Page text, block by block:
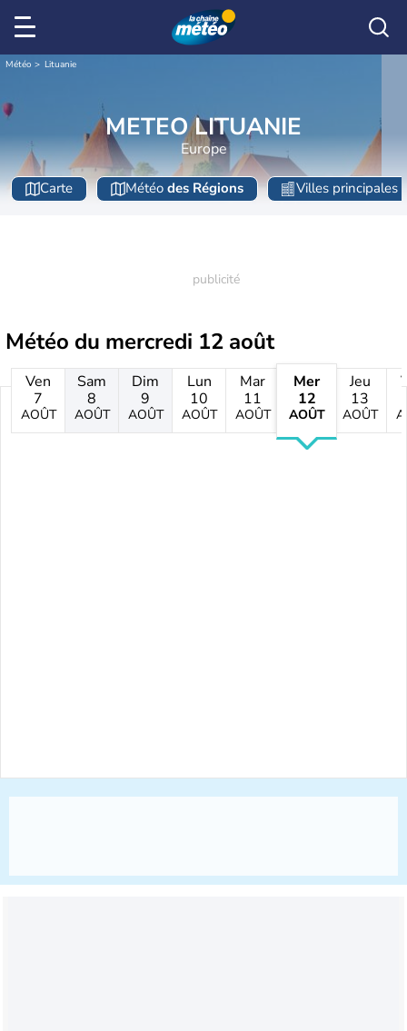
Météo Lituanie
METEO LITUANIE
Europe
Carte Météo des Régions Villes principales
Météo du mercredi 12 août
Ven
7
AOÛT
Sam
8
AOÛT
Dim
9
AOÛT
Lun
10
AOÛT
Mar
11
AOÛT
Mer
12
AOÛT
Jeu
13
AOÛT